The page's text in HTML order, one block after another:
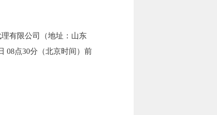
有限公司（地址：山东
08点30分（北京时间）前